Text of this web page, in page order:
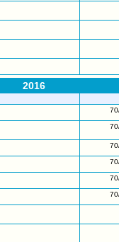
2016